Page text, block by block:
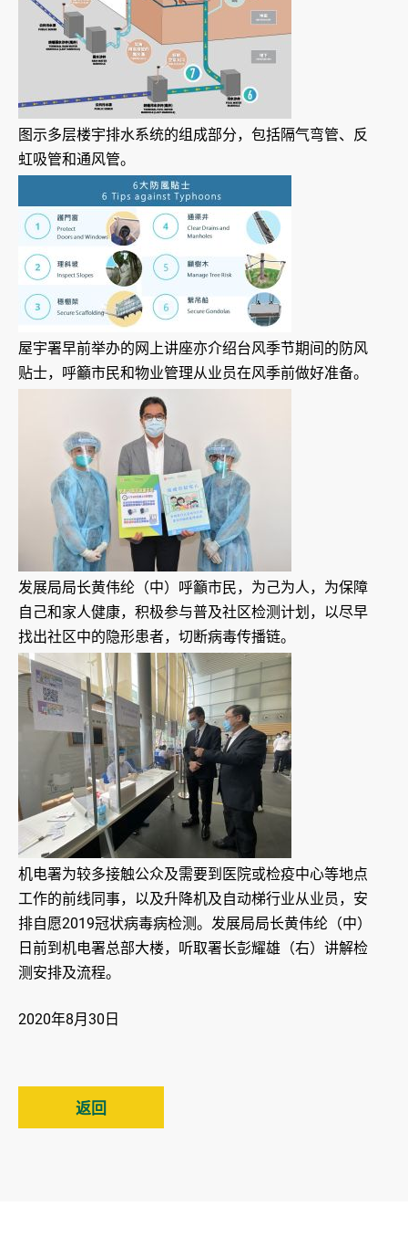
图示多层楼宇排水系统的组成部分，包括隔气弯管、反
虹吸管和通风管。
屋宇署早前举办的网上讲座亦介绍台风季节期间的防风
贴士，呼籲市民和物业管理从业员在风季前做好准备。
发展局局长黄伟纶（中）呼籲市民，为己为人，为保障
自己和家人健康，积极参与普及社区检测计划，以尽早
找出社区中的隐形患者，切断病毒传播链。
机电署为较多接触公众及需要到医院或检疫中心等地点
工作的前线同事，以及升降机及自动梯行业从业员，安
排自愿2019冠状病毒病检测。发展局局长黄伟纶（中）
日前到机电署总部大楼，听取署长彭耀雄（右）讲解检
测安排及流程。
2020年8月30日
返回